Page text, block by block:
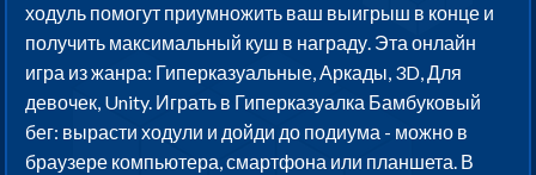
ходуль помогут приумножить ваш выигрыш в конце и
получить максимальный куш в награду. Эта онлайн
игра из жанра: Гиперказуальные, Аркады, 3D, Для
девочек, Unity. Играть в Гиперказуалка Бамбуковый
бег: вырасти ходули и дойди до подиума - можно в
браузере компьютера, смартфона или планшета. В